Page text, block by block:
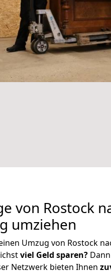
von Rostock
umziehen
Umzug von Rostock
viel Geld sparen?
Netzwerk bieten Ihnen